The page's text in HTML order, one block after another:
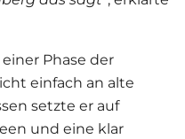
Phase der
einfach an alte
setzte er auf
und eine klar